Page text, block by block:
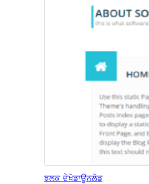
ਝਲਕ ਦੇਖੋਡਾਊਨਲੋਡ